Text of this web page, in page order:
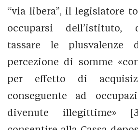
“via libera”, il legislatore
occuparsi dell’istituto,
tassare le plusvalenze
percezione di somme
per effetto di
conseguente ad
divenute illegittime»